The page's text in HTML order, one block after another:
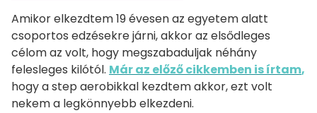
Amikor elkezdtem 19 évesen az egyetem alatt
csoportos edzésekre járni, akkor az elsődleges
célom az volt, hogy megszabaduljak néhány
felesleges kilótól. Már az előző cikkemben is írtam,
hogy a step aerobikkal kezdtem akkor, ezt volt
nekem a legkönnyebb elkezdeni.